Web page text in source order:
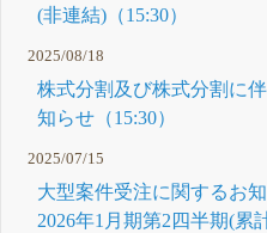
(非連結)（15:30）
2025/08/18
株式分割及び株式分割に
知らせ（15:30）
2025/07/15
大型案件受注に関するお知
2026年1月期第2四半期(累